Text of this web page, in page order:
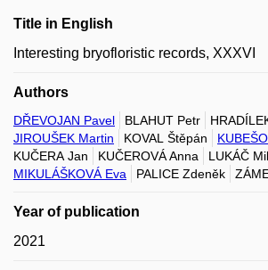
Title in English
Interesting bryofloristic records, XXXVI
Authors
DŘEVOJAN Pavel BLAHUT Petr
JIROUŠEK Martin
KOVAL Štěpán
KUČERA Jan
KUČEROVÁ Anna
LUKÁČ
MIKULÁŠKOVÁ Eva
PALICE Zdeněk
Year of publication
2021